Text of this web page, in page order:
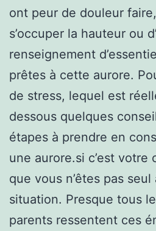
ont peur de douleur
s’occuper la hauteur ou
renseignement
prêtes à cette aurore.
de stress, lequel est
dessous quelques
étapes à prendre en
une aurore.si c’est votre
que vous n’êtes pas
situation. Presque tous
parents ressentent ces